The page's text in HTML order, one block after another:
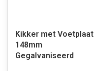
Kikker met Voetplaat
148mm
Gegalvaniseerd